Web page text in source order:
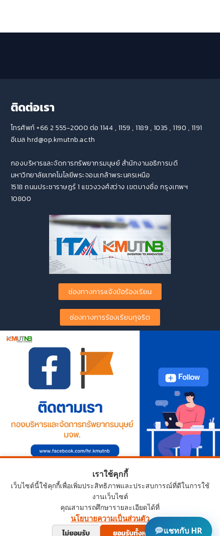
แชทกับ HR
เราใช้คุกกี้
เว็บไซต์นี้ใช้คุกกี้เพื่อเพิ่มประสิทธิภาพและประสบการณ์ที่ดีในการใช้
งานเว็บไซต์
คุณสามารถศึกษารายละเอียดได้ที่
นโยบายความเป็นส่วนตัว
ไม่ยอมรับ ยอมรับทั้งหมด
ติดต่อเรา
โทรศัพท์ +66 2 555-2000 ต่อ 1144 , 1159 , 1189 , 1035 , 1190 , 1191
อีเมล hrd@op.kmutnb.ac.th
กองบริหารและจัดการทรัพยากรมนุษย์ สำนักงานอธิการบดี
มหาวิทยาลัยเทคโนโลยีพระจอมเกล้าพระนครเหนือ
1518 ถนนประชาราษฎร์ 1 แขวงวงศ์สว่าง เขตบางซื่อ กรุงเทพฯ
10800
ช่องทางการแจ้งข้อร้องเรียน
ช่องทางการร้องเรียนทุจริต
Copyright © 2024 HRD.KMUTNB.AC.TH